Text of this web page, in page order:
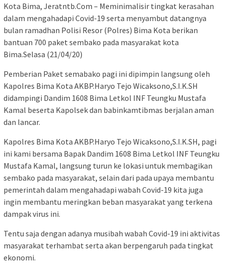
Kota Bima, Jeratntb.Com – Meminimalisir tingkat kerasahan
dalam mengahadapi Covid-19 serta menyambut datangnya
bulan ramadhan Polisi Resor (Polres) Bima Kota berikan
bantuan 700 paket sembako pada masyarakat kota
Bima.Selasa (21/04/20)
Pemberian Paket semabako pagi ini dipimpin langsung oleh
Kapolres Bima Kota AKBP.Haryo Tejo Wicaksono,S.I.K.SH
didampingi Dandim 1608 Bima Letkol INF Teungku Mustafa
Kamal beserta Kapolsek dan babinkamtibmas berjalan aman
dan lancar.
Kapolres Bima Kota AKBP.Haryo Tejo Wicaksono,S.I.K.SH, pagi
ini kami bersama Bapak Dandim 1608 Bima Letkol INF Teungku
Mustafa Kamal, langsung turun ke lokasi untuk membagikan
sembako pada masyarakat, selain dari pada upaya membantu
pemerintah dalam mengahadapi wabah Covid-19 kita juga
ingin membantu meringkan beban masyarakat yang terkena
dampak virus ini.
Tentu saja dengan adanya musibah wabah Covid-19 ini aktivitas
masyarakat terhambat serta akan berpengaruh pada tingkat
ekonomi.